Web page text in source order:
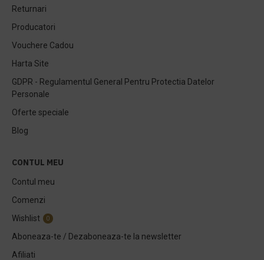
Returnari
Producatori
Vouchere Cadou
Harta Site
GDPR - Regulamentul General Pentru Protectia Datelor
Personale
Oferte speciale
Blog
CONTUL MEU
Contul meu
Comenzi
Wishlist
0
Aboneaza-te / Dezaboneaza-te la newsletter
Afiliati